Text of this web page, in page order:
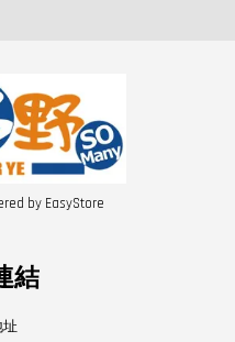
by EasyStore
結